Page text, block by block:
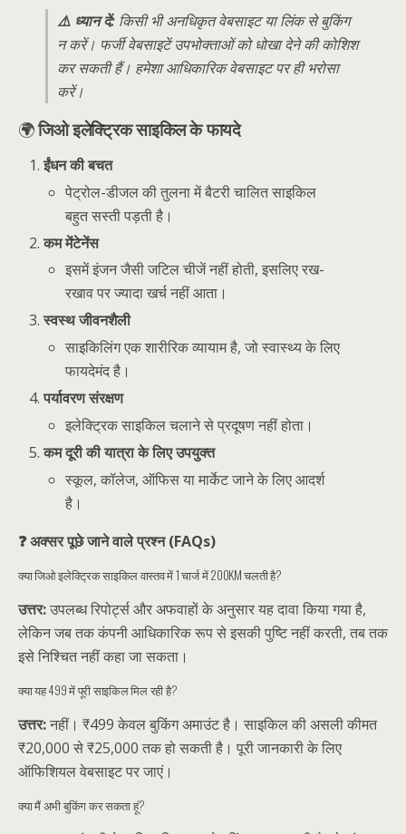
⚠️ ध्यान दें: किसी भी अनधिकृत वेबसाइट या लिंक से बुकिंग
न करें। फर्जी वेबसाइटें उपभोक्ताओं को धोखा देने की कोशिश
कर सकती हैं। हमेशा आधिकारिक वेबसाइट पर ही भरोसा
करें।
🌍जिओ इलेक्ट्रिक साइकिल के फायदे
ईंधन की बचत
पेट्रोल-डीजल की तुलना में बैटरी चालित साइकिल
बहुत सस्ती पड़ती है।
कम मेंटेनेंस
इसमें इंजन जैसी जटिल चीजें नहीं होती, इसलिए रख-
रखाव पर ज्यादा खर्च नहीं आता।
स्वस्थ जीवनशैली
साइकिलिंग एक शारीरिक व्यायाम है, जो स्वास्थ्य के लिए
फायदेमंद है।
पर्यावरण संरक्षण
इलेक्ट्रिक साइकिल चलाने से प्रदूषण नहीं होता।
कम दूरी की यात्रा के लिए उपयुक्त
स्कूल, कॉलेज, ऑफिस या मार्केट जाने के लिए आदर्श
है।
❓ अक्सर पूछे जाने वाले प्रश्न (FAQs)
क्या जिओ इलेक्ट्रिक साइकिल वास्तव में 1 चार्ज में 200KM चलती है?
उत्तर:उपलब्ध रिपोर्ट्स और अफवाहों के अनुसार यह दावा किया गया है,
लेकिन जब तक कंपनी आधिकारिक रूप से इसकी पुष्टि नहीं करती, तब तक
इसे निश्चित नहीं कहा जा सकता।
क्या यह ₹499 में पूरी साइकिल मिल रही है?
उत्तर:नहीं। ₹499 केवल बुकिंग अमाउंट है। साइकिल की असली कीमत
₹20,000 से ₹25,000 तक हो सकती है। पूरी जानकारी के लिए
ऑफिशियल वेबसाइट पर जाएं।
क्या मैं अभी बुकिंग कर सकता हूं?